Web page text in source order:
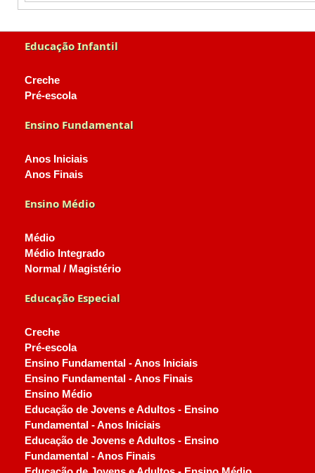
Educação Infantil
Creche
Pré-escola
Ensino Fundamental
Anos Iniciais
Anos Finais
Ensino Médio
Médio
Médio Integrado
Normal / Magistério
Educação Especial
Creche
Pré-escola
Ensino Fundamental - Anos Iniciais
Ensino Fundamental - Anos Finais
Ensino Médio
Educação de Jovens e Adultos - Ensino
Fundamental - Anos Iniciais
Educação de Jovens e Adultos - Ensino
Fundamental - Anos Finais